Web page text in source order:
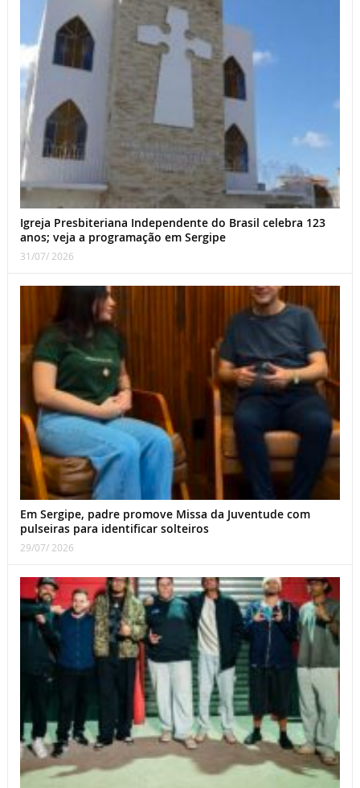
Igreja Presbiteriana Independente do Brasil celebra 123
anos; veja a programação em Sergipe
31/07/ 2026
Em Sergipe, padre promove Missa da Juventude com
pulseiras para identificar solteiros
29/07/ 2026